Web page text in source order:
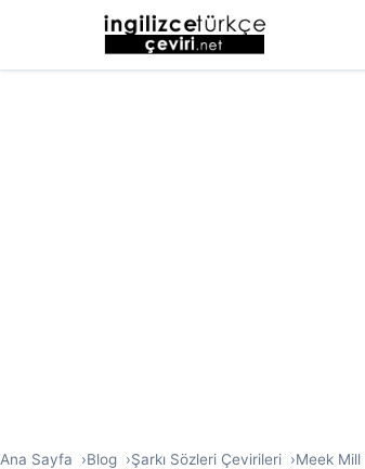
Ana Sayfa Blog Şarkı Sözleri Çevirileri Meek